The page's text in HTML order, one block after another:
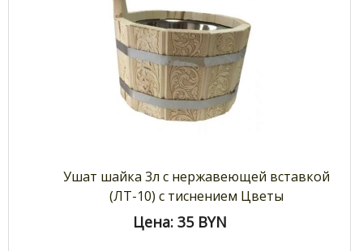
Ушат шайка 3л с нержавеющей вставкой
(ЛТ-10) с тиснением Цветы
Цена: 35 BYN